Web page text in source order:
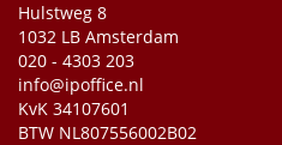
Hulstweg 8
1032 LB Amsterdam
020 - 4303 203
info@ipoffice.nl
KvK 34107601
BTW NL807556002B02